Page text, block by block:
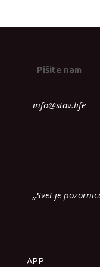
Pišite nam
info@stav.life
„Svet je
APP